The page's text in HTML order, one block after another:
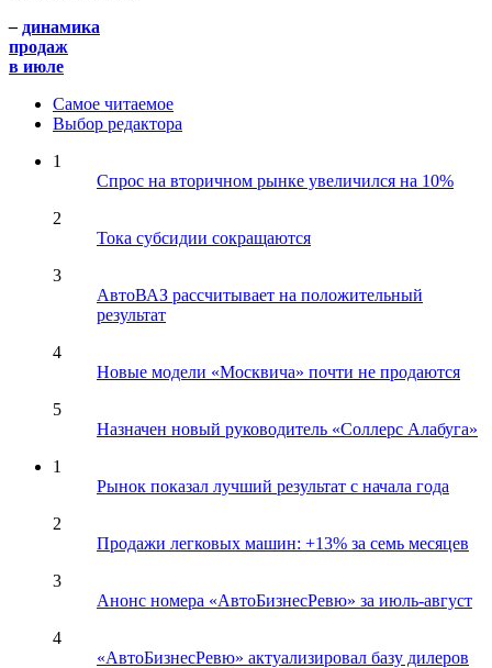
– динамика
продаж
в июле
Самое читаемое
Выбор редактора
1
Спрос на вторичном рынке увеличился на 10%
2
Тока субсидии сокращаются
3
АвтоВАЗ рассчитывает на положительный
результат
4
Новые модели «Москвича» почти не продаются
5
Назначен новый руководитель «Соллерс Алабуга»
1
Рынок показал лучший результат с начала года
2
Продажи легковых машин: +13% за семь месяцев
3
Анонс номера «АвтоБизнесРевю» за июль-август
4
«АвтоБизнесРевю» актуализировал базу дилеров